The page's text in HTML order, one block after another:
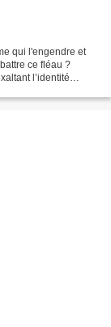
qui l'engendre et
ce fléau ?
l’identité